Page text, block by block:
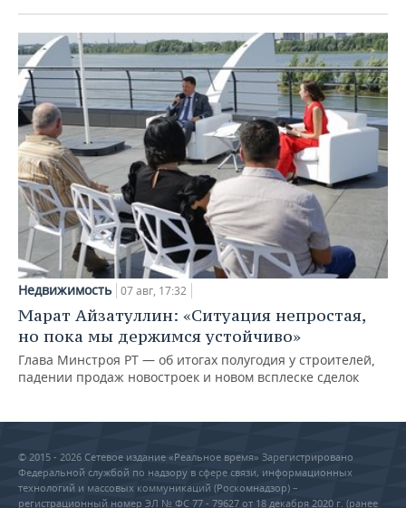
Недвижимость 07 авг, 17:32
Марат Айзатуллин: «Ситуация непростая,
но пока мы держимся устойчиво»
Глава Минстроя РТ — об итогах полугодия у строителей,
падении продаж новостроек и новом всплеске сделок
© 2015 - 2026 Сетевое издание «Реальное время» Зарегистрировано
Федеральной службой по надзору в сфере связи, информационных
технологий и массовых коммуникаций (Роскомнадзор) –
регистрационный номер ЭЛ № ФС 77 - 79627 от 18 декабря 2020 г. (ранее